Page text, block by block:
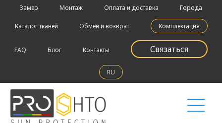
Замер Монтаж Оплата и доставка Города
Каталог тканей Обмен и возврат Комплектация
FAQ Блог Контакты Связаться
RU